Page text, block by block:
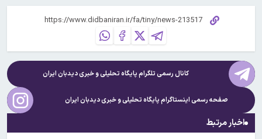
کانال رسمی تلگرام پایگاه تحلیلی و خبریدیدبان ایران
صفحه رسمی اینستاگرام پایگاه تحلیلی و خبریدیدبان ایران
اخبار مرتبط